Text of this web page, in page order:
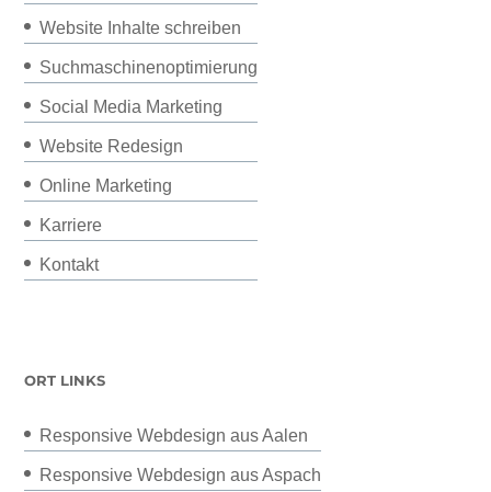
Website Inhalte schreiben
Suchmaschinenoptimierung
Social Media Marketing
Website Redesign
Online Marketing
Karriere
Kontakt
ORT LINKS
Responsive Webdesign aus Aalen
Responsive Webdesign aus Aspach